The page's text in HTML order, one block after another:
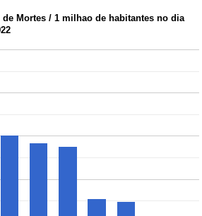
de Mortes / 1 milhao de habitantes no dia